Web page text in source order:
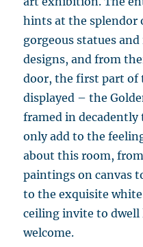
hints at the splendor
gorgeous statues
designs, and from
door, the first part of
displayed – the
framed in
only add to the
about this room,
paintings on canvas
to the exquisite
ceiling invite to dwell
welcome.